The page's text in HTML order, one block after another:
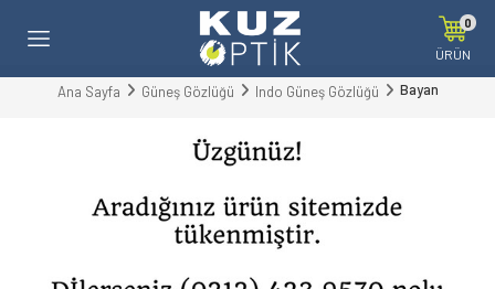
0
ÜRÜN
Ana Sayfa Güneş Gözlüğü Indo Güneş Gözlüğü Bayan